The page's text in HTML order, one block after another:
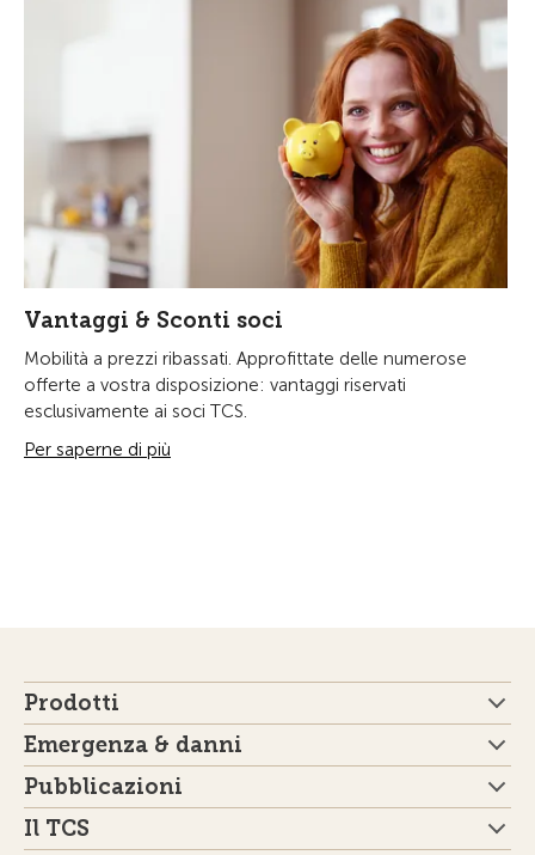
Vantaggi & Sconti soci
Mobilità a prezzi ribassati. Approfittate delle numerose
offerte a vostra disposizione: vantaggi riservati
esclusivamente ai soci TCS.
Per saperne di più
Prodotti
Emergenza & danni
Pubblicazioni
Il TCS